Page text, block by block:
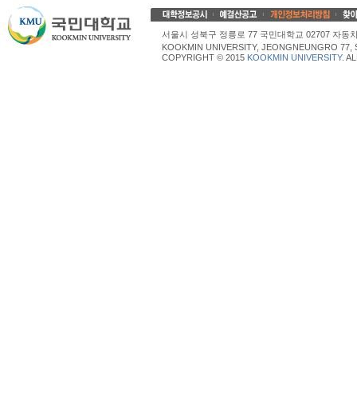
서울시 성북구 정릉로 77 국민대학교 02707 자동
KOOKMIN UNIVERSITY, JEONGNEUNGRO
COPYRIGHT © 2015 KOOKMIN UNIVERSITY.